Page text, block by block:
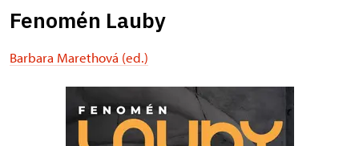
Fenomén Lauby
Barbara Marethová (ed.)